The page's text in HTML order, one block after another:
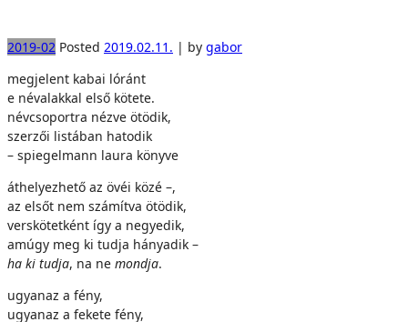
2019-02 Posted 2019.02.11. | by gabor
megjelent kabai lóránt
e névalakkal első kötete.
névcsoportra nézve ötödik,
szerzői listában hatodik
– spiegelmann laura könyve
áthelyezhető az övéi közé –,
az elsőt nem számítva ötödik,
verskötetként így a negyedik,
amúgy meg ki tudja hányadik –
ha ki tudja, na ne mondja.
ugyanaz a fény,
ugyanaz a fekete fény,